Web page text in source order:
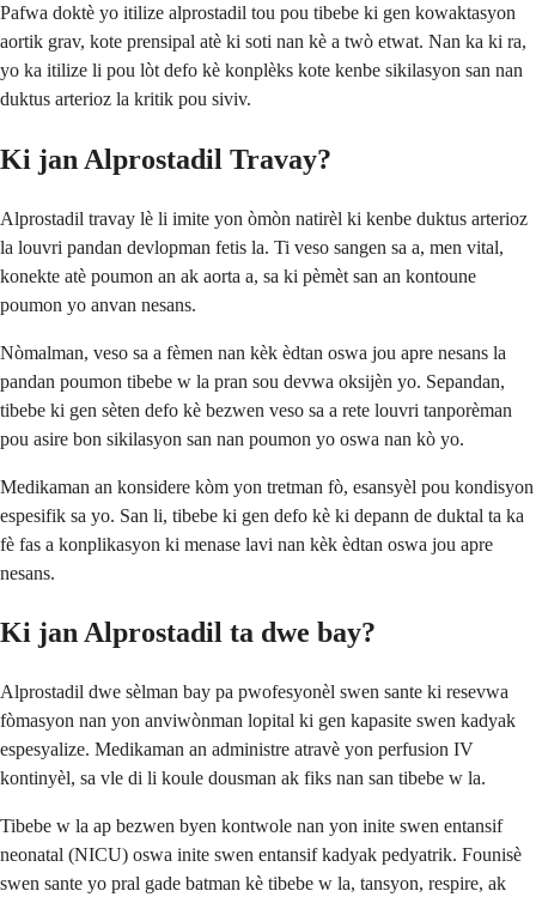
Pafwa doktè yo itilize alprostadil tou pou tibebe ki gen kowaktasyon
aortik grav, kote prensipal atè ki soti nan kè a twò etwat. Nan ka ki ra,
yo ka itilize li pou lòt defo kè konplèks kote kenbe sikilasyon san nan
duktus arterioz la kritik pou siviv.
Ki jan Alprostadil Travay?
Alprostadil travay lè li imite yon òmòn natirèl ki kenbe duktus arterioz
la louvri pandan devlopman fetis la. Ti veso sangen sa a, men vital,
konekte atè poumon an ak aorta a, sa ki pèmèt san an kontoune
poumon yo anvan nesans.
Nòmalman, veso sa a fèmen nan kèk èdtan oswa jou apre nesans la
pandan poumon tibebe w la pran sou devwa oksijèn yo. Sepandan,
tibebe ki gen sèten defo kè bezwen veso sa a rete louvri tanporèman
pou asire bon sikilasyon san nan poumon yo oswa nan kò yo.
Medikaman an konsidere kòm yon tretman fò, esansyèl pou kondisyon
espesifik sa yo. San li, tibebe ki gen defo kè ki depann de duktal ta ka
fè fas a konplikasyon ki menase lavi nan kèk èdtan oswa jou apre
nesans.
Ki jan Alprostadil ta dwe bay?
Alprostadil dwe sèlman bay pa pwofesyonèl swen sante ki resevwa
fòmasyon nan yon anviwònman lopital ki gen kapasite swen kadyak
espesyalize. Medikaman an administre atravè yon perfusion IV
kontinyèl, sa vle di li koule dousman ak fiks nan san tibebe w la.
Tibebe w la ap bezwen byen kontwole nan yon inite swen entansif
neonatal (NICU) oswa inite swen entansif kadyak pedyatrik. Founisè
swen sante yo pral gade batman kè tibebe w la, tansyon, respire, ak